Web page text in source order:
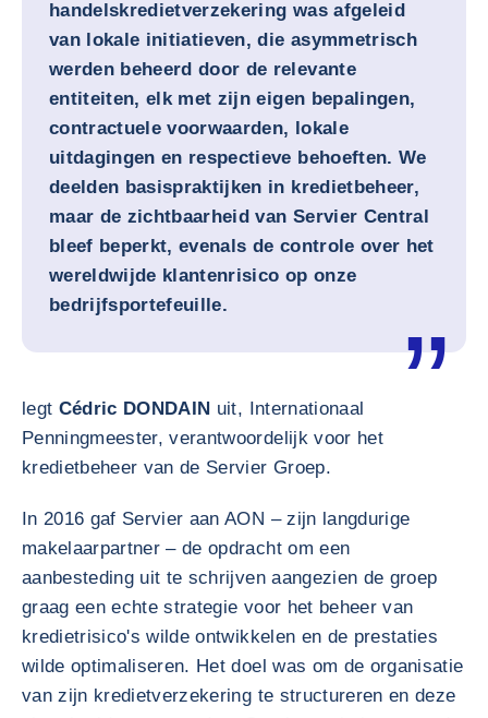
handelskredietverzekering was afgeleid
van lokale initiatieven, die asymmetrisch
werden beheerd door de relevante
entiteiten, elk met zijn eigen bepalingen,
contractuele voorwaarden, lokale
uitdagingen en respectieve behoeften. We
deelden basispraktijken in kredietbeheer,
maar de zichtbaarheid van Servier Central
bleef beperkt, evenals de controle over het
wereldwijde klantenrisico op onze
bedrijfsportefeuille.
legt Cédric DONDAIN uit, Internationaal
Penningmeester, verantwoordelijk voor het
kredietbeheer van de Servier Groep.
In 2016 gaf Servier aan AON – zijn langdurige
makelaarpartner – de opdracht om een
aanbesteding uit te schrijven aangezien de groep
graag een echte strategie voor het beheer van
kredietrisico's wilde ontwikkelen en de prestaties
wilde optimaliseren. Het doel was om de organisatie
van zijn kredietverzekering te structureren en deze